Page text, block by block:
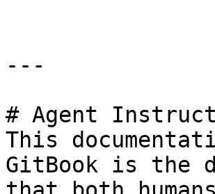
---
# Agent
This
GitBook is the